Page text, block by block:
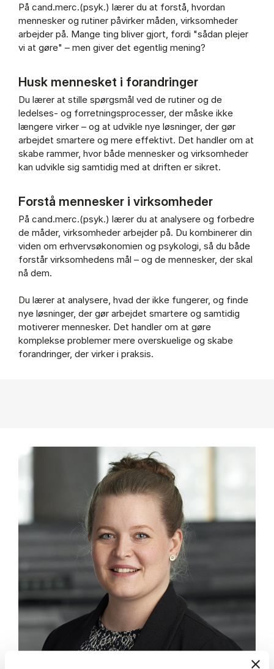
På cand.merc.(psyk.) lærer du at forstå, hvordan
mennesker og rutiner påvirker måden, virksomheder
arbejder på. Mange ting bliver gjort, fordi "sådan plejer
vi at gøre" – men giver det egentlig mening?
Husk mennesket i forandringer
Du lærer at stille spørgsmål ved de rutiner og de
ledelses- og forretningsprocesser, der måske ikke
længere virker – og at udvikle nye løsninger, der gør
arbejdet smartere og mere effektivt. Det handler om at
skabe rammer, hvor både mennesker og virksomheder
kan udvikle sig samtidig med at driften er sikret.
Forstå mennesker i virksomheder
På cand.merc.(psyk.) lærer du at analysere og forbedre
de måder, virksomheder arbejder på. Du kombinerer din
viden om erhvervsøkonomien og psykologi, så du både
forstår virksomhedens mål – og de mennesker, der skal
nå dem.
Du lærer at analysere, hvad der ikke fungerer, og finde
nye løsninger, der gør arbejdet smartere og samtidig
motiverer mennesker. Det handler om at gøre
komplekse problemer mere overskuelige og skabe
forandringer, der virker i praksis.